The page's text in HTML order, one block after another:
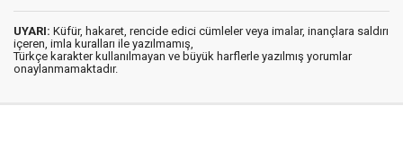
UYARI: Küfür, hakaret, rencide edici cümleler veya imalar, inançlara saldırı
içeren, imla kuralları ile yazılmamış,
Türkçe karakter kullanılmayan ve büyük harflerle yazılmış yorumlar
onaylanmamaktadır.